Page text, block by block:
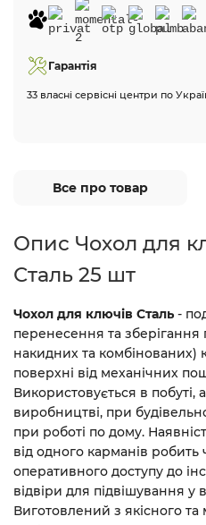
Гарантія
33 власні сервісні центри по
Все про товар
Опис Чохол для
Сталь 25 шт
Чохол для ключів Сталь -
перенесення та зберігання
накидних та комбінованих)
поверхні від механічних
Використовується в побуті,
виробництві, при
при роботі по дому.
від одного карманів
оперативного доступу до
відвіри для підвішування
Виготовлений з якісного та